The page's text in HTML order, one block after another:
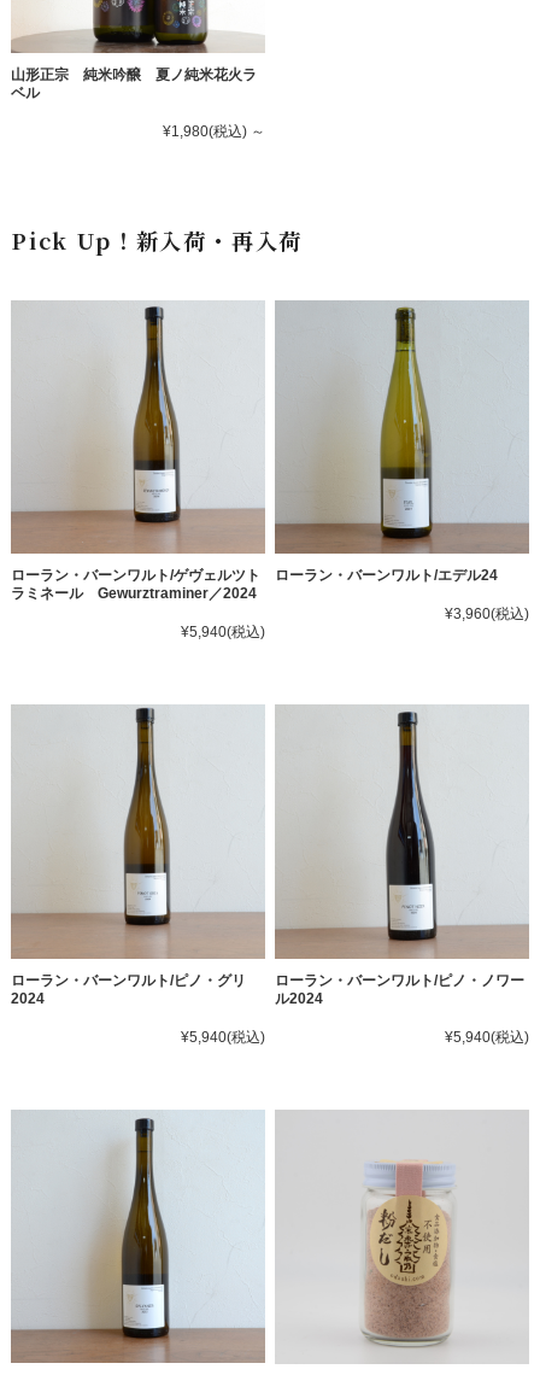
山形正宗 純米吟醸 夏ノ純米花火ラ
ベル
¥1,980(税込)～
Pick Up！新入荷・再入荷
ローラン・バーンワルト/ゲヴェルツト
ラミネール Gewurztraminer／2024
¥5,940(税込)
ローラン・バーンワルト/エデル24
¥3,960(税込)
ローラン・バーンワルト/ピノ・グリ
2024
¥5,940(税込)
ローラン・バーンワルト/ピノ・ノワー
ル2024
¥5,940(税込)